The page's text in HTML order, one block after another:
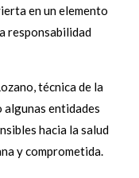
en un elemento
responsabilidad
técnica de la
algunas entidades
hacia la salud
y comprometida.